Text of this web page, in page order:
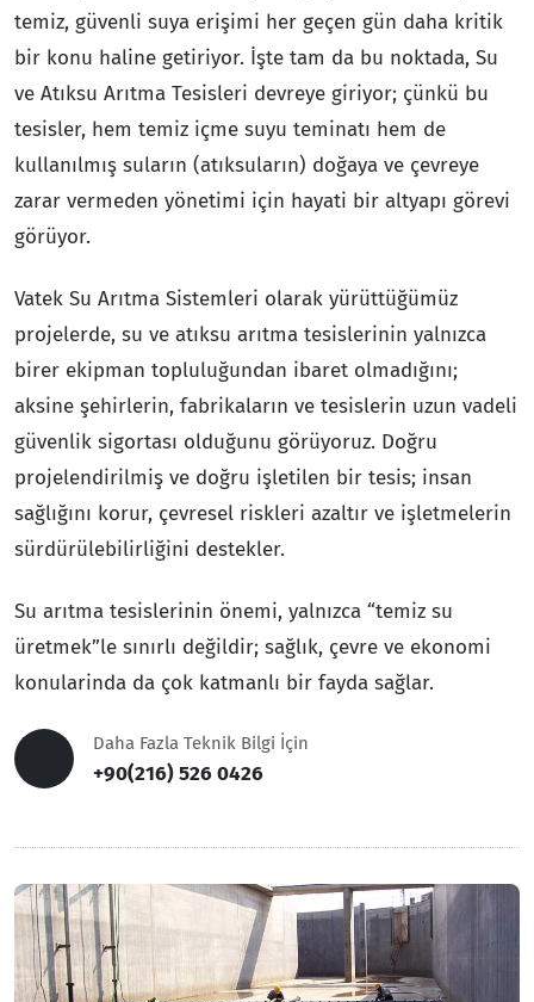
temiz, güvenli suya erişimi her geçen gün daha kritik
bir konu haline getiriyor. İşte tam da bu noktada, Su
ve Atıksu Arıtma Tesisleri devreye giriyor; çünkü bu
tesisler, hem temiz içme suyu teminatı hem de
kullanılmış suların (atıksuların) doğaya ve çevreye
zarar vermeden yönetimi için hayati bir altyapı görevi
görüyor.
Vatek Su Arıtma Sistemleri olarak yürüttüğümüz
projelerde, su ve atıksu arıtma tesislerinin yalnızca
birer ekipman topluluğundan ibaret olmadığını;
aksine şehirlerin, fabrikaların ve tesislerin uzun vadeli
güvenlik sigortası olduğunu görüyoruz. Doğru
projelendirilmiş ve doğru işletilen bir tesis; insan
sağlığını korur, çevresel riskleri azaltır ve işletmelerin
sürdürülebilirliğini destekler.
Su arıtma tesislerinin önemi, yalnızca “temiz su
üretmek”le sınırlı değildir; sağlık, çevre ve ekonomi
konularinda da çok katmanlı bir fayda sağlar.
Daha Fazla Teknik Bilgi İçin
+90(216) 526 0426